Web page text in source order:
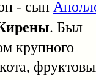
- сын
. Был
крупного